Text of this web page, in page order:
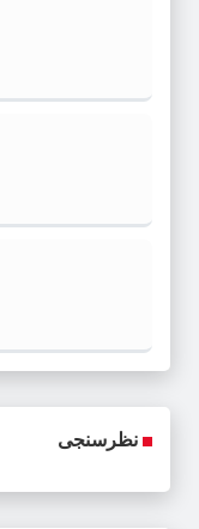
نظرسنجی